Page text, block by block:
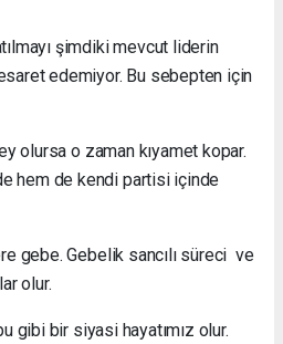
şimdiki mevcut liderin
edemiyor. Bu sebepten için
olursa o zaman kıyamet kopar.
hem de kendi partisi içinde
gebe. Gebelik sancılı süreci ve
olur.
gibi bir siyasi hayatımız olur.